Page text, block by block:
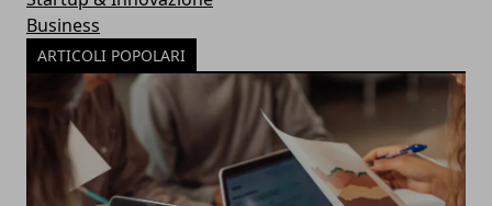
Business
ARTICOLI POPOLARI